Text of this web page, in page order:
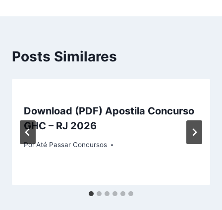
Posts Similares
Download (PDF) Apostila Concurso
GHC – RJ 2026
PorAté Passar Concursos